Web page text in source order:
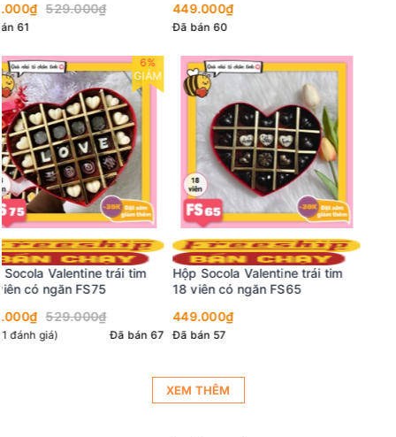
449.000₫
Đã bán 60
Hộp Socola Valentine trái tim
18 viên có ngăn FS65
449.000₫
Đã bán 57
XEM THÊM